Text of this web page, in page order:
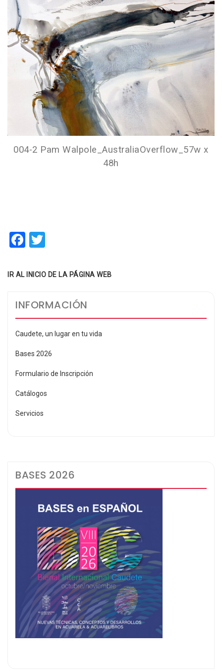
004-2 Pam Walpole_AustraliaOverflow_57w x
48h
Facebook
IR AL INICIO DE LA PÁGINA WEB
INFORMACIÓN
Caudete, un lugar en tu vida
Bases 2026
Formulario de Inscripción
Catálogos
Servicios
BASES 2026